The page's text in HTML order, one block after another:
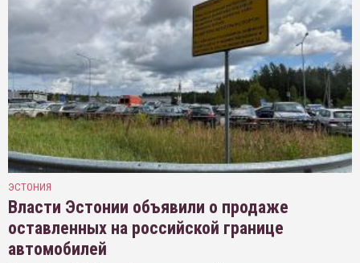
ЭСТОНИЯ
Власти Эстонии объявили о продаже
оставленных на российской границе
автомобилей